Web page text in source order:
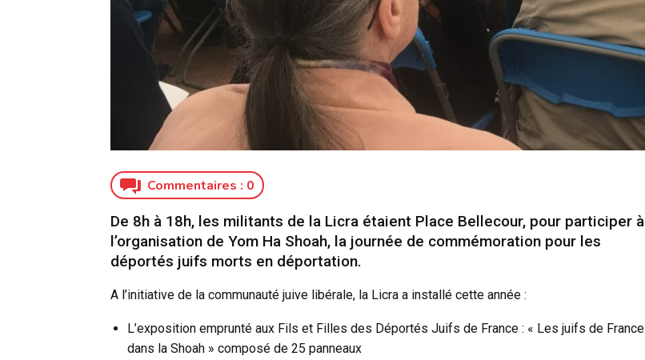
Commentaires : 0
De 8h à 18h, les militants de la Licra étaient Place Bellecour, pour participer à
l’organisation de Yom Ha Shoah, la journée de commémoration pour les
déportés juifs morts en déportation.
A l’initiative de la communauté juive libérale, la Licra a installé cette année :
L’exposition emprunté aux Fils et Filles des Déportés Juifs de France : « Les juifs de France
dans la Shoah » composé de 25 panneaux